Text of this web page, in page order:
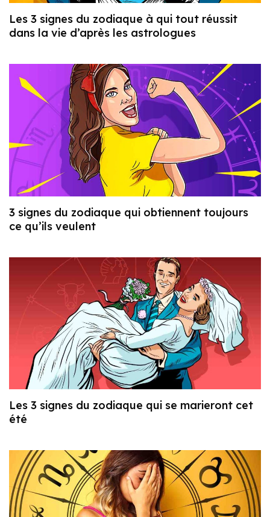
Les 3 signes du zodiaque à qui tout réussit
dans la vie d’après les astrologues
3 signes du zodiaque qui obtiennent toujours
ce qu’ils veulent
Les 3 signes du zodiaque qui se marieront cet
été